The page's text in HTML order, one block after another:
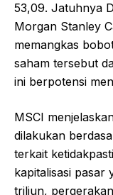
53,09. Jatuhnya
Morgan Stanley
memangkas
saham tersebut
ini berpotensi
MSCI
dilakukan
terkait
kapitalisasi pasar
triliun,